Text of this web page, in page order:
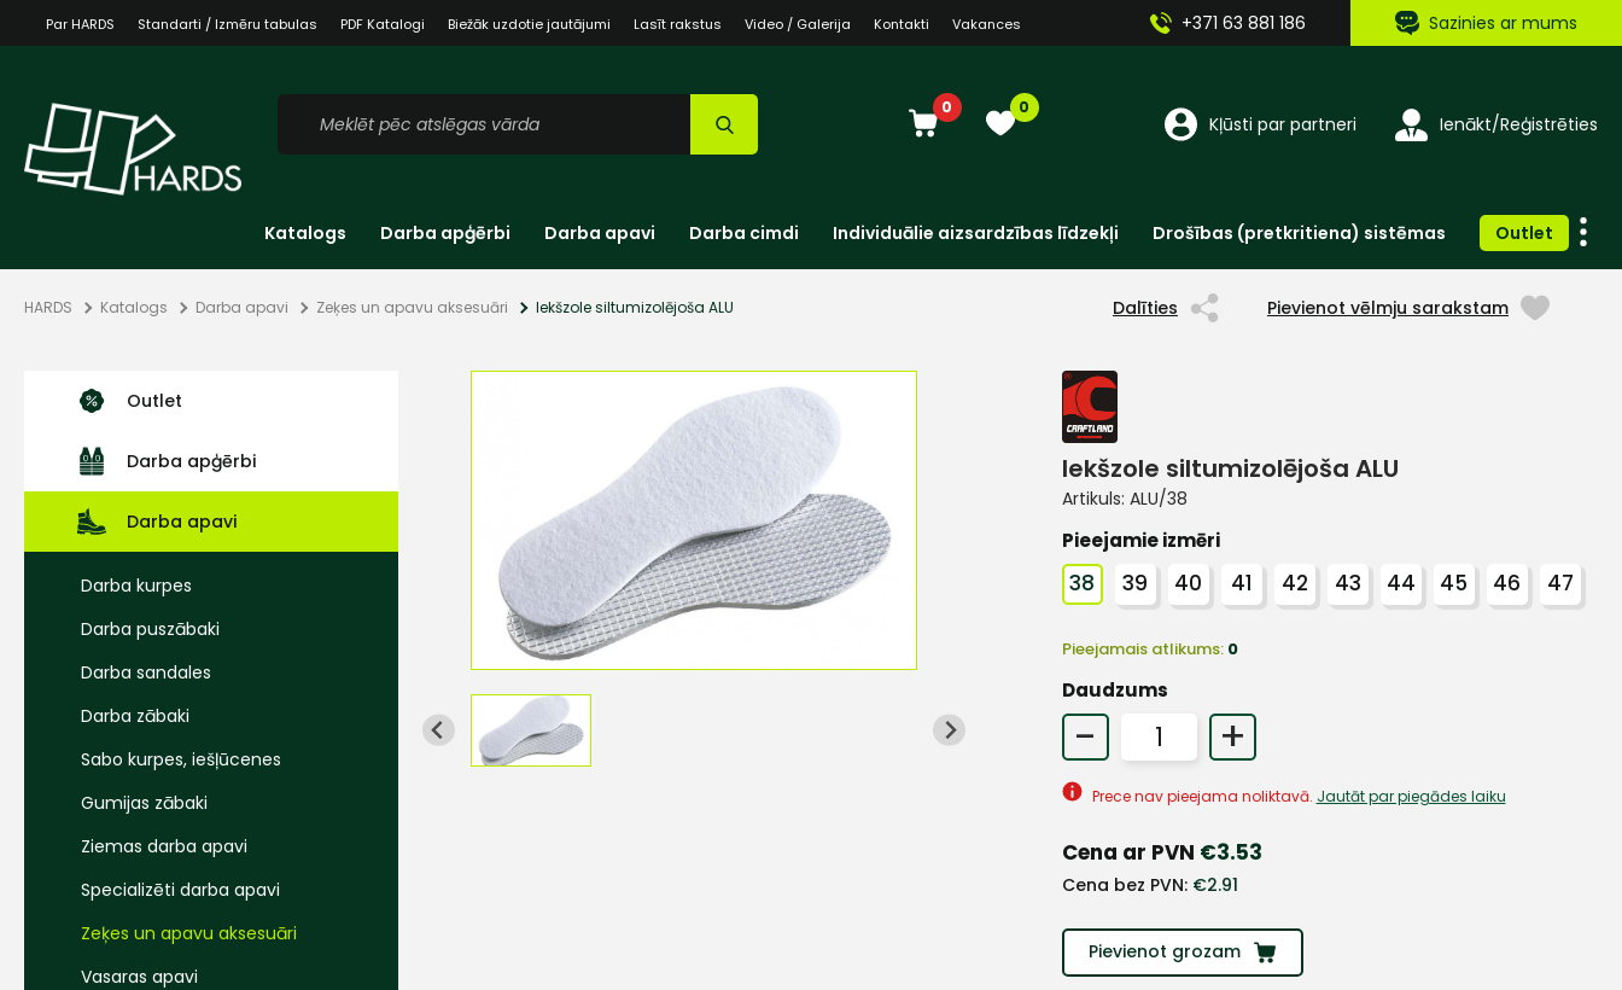
Par HARDS Standarti / Izmēru tabulas PDF Katalogi Biežāk uzdotie jautājumi Lasīt rakstus Video / Galerija Kontakti Vakances +371 63 881 186 Sazinies ar mums
0 0
Kļūsti par partneri Ienākt/Reģistrēties
Katalogs Darba apģērbi Darba apavi Darba cimdi Individuālie aizsardzības līdzekļi Drošības (pretkritiena) sistēmas Outlet
HARDS Katalogs Darba apavi Zeķes un apavu aksesuāri Iekšzole siltumizolējoša ALU Dalīties Pievienot vēlmju sarakstam
Outlet
Darba apģērbi
Darba apavi
Darba kurpes
Darba puszābaki
Darba sandales
Darba zābaki
Sabo kurpes, iešļūcenes
Gumijas zābaki
Ziemas darba apavi
Specializēti darba apavi
Zeķes un apavu aksesuāri
Vasaras apavi
Iekšzole siltumizolējoša ALU
Artikuls: ALU/38
Pieejamie izmēri
38 39 40 41 42 43 44 45 46 47
Pieejamais atlikums: 0
Daudzums
- +
Prece nav pieejama noliktavā. Jautāt par piegādes laiku
Cena ar PVN €3.53
Cena bez PVN: €2.91
Pievienot grozam